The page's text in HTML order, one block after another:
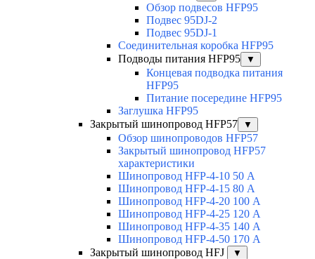
Обзор подвесов HFP95
Подвес 95DJ-2
Подвес 95DJ-1
Соединительная коробка HFP95
Подводы питания HFP95
▼
Концевая подводка питания
HFP95
Питание посередине HFP95
Заглушка HFP95
Закрытый шинопровод HFP57
▼
Обзор шинопроводов HFP57
Закрытый шинопровод HFP57
характеристики
Шинопровод HFP-4-10 50 А
Шинопровод HFP-4-15 80 А
Шинопровод HFP-4-20 100 А
Шинопровод HFP-4-25 120 А
Шинопровод HFP-4-35 140 А
Шинопровод HFP-4-50 170 А
Закрытый шинопровод HFJ
▼